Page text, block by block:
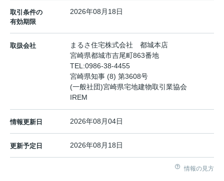
取引条件の
有効期限
2026年08月18日
取扱会社
まるさ住宅株式会社 都城本店
宮崎県都城市吉尾町863番地
TEL:0986-38-4455
宮崎県知事 (8) 第3608号
(一般社団)宮崎県宅地建物取引業協会
IREM
情報更新日 2026年08月04日
更新予定日 2026年08月18日
情報の見方